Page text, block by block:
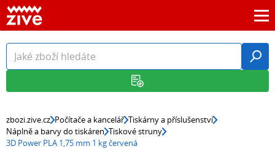
zbozi.zive.cz Počítače a kancelář Tiskárny a příslušenství
Náplně a barvy do tiskáren Tiskové struny
3D Power PLA 1,75 mm 1 kg červená